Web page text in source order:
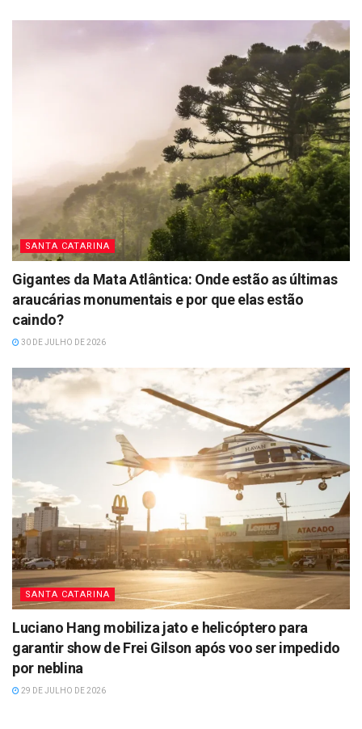
SANTA CATARINA
Gigantes da Mata Atlântica: Onde estão as últimas
araucárias monumentais e por que elas estão
caindo?
30 DE JULHO DE 2026
SANTA CATARINA
Luciano Hang mobiliza jato e helicóptero para
garantir show de Frei Gilson após voo ser impedido
por neblina
29 DE JULHO DE 2026